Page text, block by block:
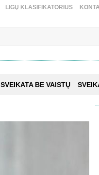
LIGŲ KLASIFIKATORIUS
SVEIKATA BE VAISTŲ